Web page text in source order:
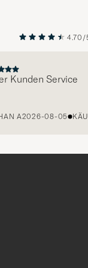
4.70/
Service
A2026-08-05 KÄUFER